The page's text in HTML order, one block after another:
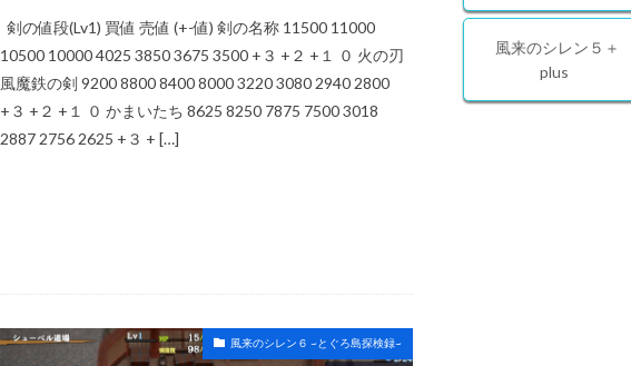
剣の値段(Lv1) 買値 売値 (+-値) 剣の名称 11500 11000
10500 10000 4025 3850 3675 3500 +３ +２ +１ ０ 火の刃
風魔鉄の剣 9200 8800 8400 8000 3220 3080 2940 2800
+３ +２ +１ ０ かまいたち 8625 8250 7875 7500 3018
2887 2756 2625 +３ + […]
風来のシレン６ ~とぐろ島探検録~
風来のシレン５＋
plus